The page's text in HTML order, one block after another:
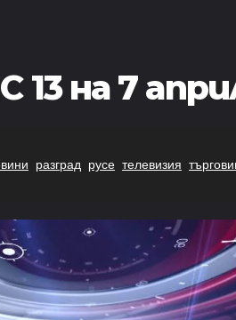
на 7
разград русе телевизия